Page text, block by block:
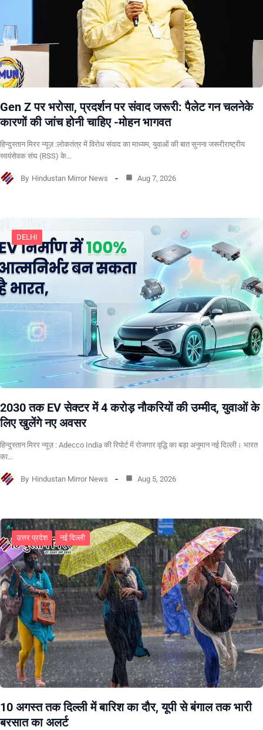
Gen Z पर भरोसा, प्रदर्शन पर संवाद जरूरी: पैलेट गन चलनेके
कारणों की जांच होनी चाहिए -मोहन भागवत
हिन्दुस्तान मिरर न्यूज़ :लोकतंत्र में विरोध संवाद का माध्यम, युवाओं की बात सुनना जरूरीराष्ट्रीय
स्वयंसेवक संघ (RSS) के…
By Hindustan Mirror News Aug 7, 2026
DELHI
2030 तक EV सेक्टर में 4 करोड़ नौकरियों की उम्मीद, युवाओं के
लिए खुलेंगे नए अवसर
हिन्दुस्तान मिरर न्यूज़ : Adecco India की रिपोर्ट में रोजगार वृद्धि का बड़ा अनुमान नई दिल्ली। भारत
का…
By Hindustan Mirror News Aug 5, 2026
उत्तर प्रदेश नई दिल्ली
10 अगस्त तक दिल्ली में बारिश का दौर, यूपी से बंगाल तक भारी
बरसात का अलर्ट